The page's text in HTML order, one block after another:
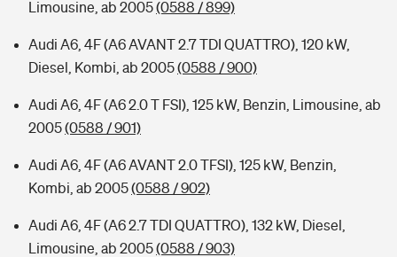
Limousine, ab 2005(0588 / 899)
Audi A6, 4F (A6 AVANT 2.7 TDI QUATTRO), 120 kW,
Diesel, Kombi, ab 2005(0588 / 900)
Audi A6, 4F (A6 2.0 T FSI), 125 kW, Benzin, Limousine, ab
2005(0588 / 901)
Audi A6, 4F (A6 AVANT 2.0 TFSI), 125 kW, Benzin,
Kombi, ab 2005(0588 / 902)
Audi A6, 4F (A6 2.7 TDI QUATTRO), 132 kW, Diesel,
Limousine, ab 2005(0588 / 903)